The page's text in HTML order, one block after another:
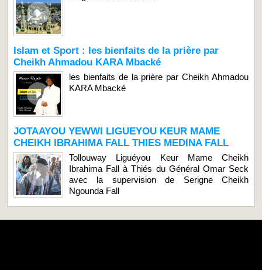
Islam et Sport : les bienfaits de la prière par
Cheikh Ahmadou KARA Mbacké
les bienfaits de la prière par Cheikh Ahmadou
KARA Mbacké
JOTAAYOU YEWWI LIGUEYOU KEUR MAME
CHEIKH IBRAHIMA FALL THIES MEDINA FALL
Tollouway Liguéyou Keur Mame Cheikh
Ibrahima Fall à Thiés du Général Omar Seck
avec la supervision de Serigne Cheikh
Ngounda Fall